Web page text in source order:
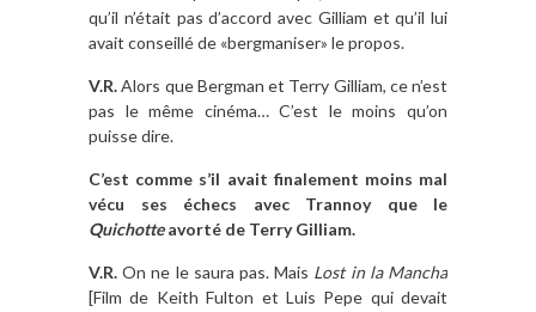
qu’il n’était pas d’accord avec Gilliam et qu’il lui
avait conseillé de «bergmaniser» le propos.
V.R.Alors que Bergman et Terry Gilliam, ce n’est
pas le même cinéma… C’est le moins qu’on
puisse dire.
C’est comme s’il avait finalement moins mal
vécu ses échecs avec Trannoy que le
Quichotteavorté de Terry Gilliam.
V.R.On ne le saura pas. Mais Lost in la Mancha
[Film de Keith Fulton et Luis Pepe qui devait